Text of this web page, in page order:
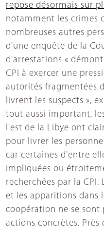
repose désormais sur
notamment les crimes
nombreuses autres
d'une enquête de la
d'arrestations «
CPI à exercer une
autorités fragmentées
livrent les suspects »,
tout aussi important,
l'est de la Libye ont
pour livrer les
car certaines d'entre
impliquées ou
recherchées par la
et les apparitions dans
coopération ne se sont
actions concrètes. Près